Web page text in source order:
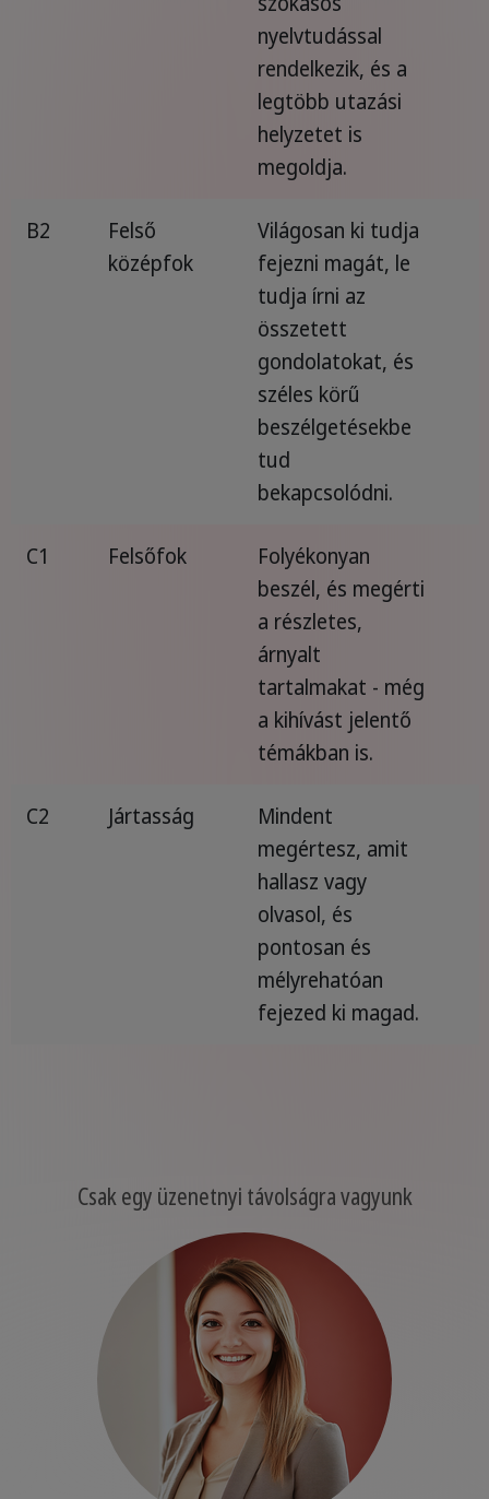
nyelvtudással
rendelkezik, és a
legtöbb utazási
helyzetet is
megoldja.
B2
Felső
középfok
Világosan ki tudja
fejezni magát, le
tudja írni az
összetett
gondolatokat, és
széles körű
beszélgetésekbe
tud
bekapcsolódni.
C1 Felsőfok
Folyékonyan
beszél, és megérti
a részletes,
árnyalt
tartalmakat - még
a kihívást jelentő
témákban is.
C2 Jártasság
Mindent
megértesz, amit
hallasz vagy
olvasol, és
pontosan és
mélyrehatóan
fejezed ki magad.
Csak egy üzenetnyi távolságra vagyunk